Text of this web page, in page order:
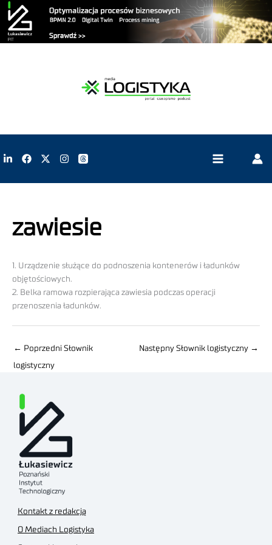
zawiesie
1. Urządzenie służące do podnoszenia kontenerów i ładunków
objętościowych.
2. Belka ramowa rozpierająca zawiesia podczas operacji
przenoszenia ładunków.
← Poprzedni Słownik
logistyczny
Następny Słownik logistyczny →
Kontakt z redakcją
O Mediach Logistyka